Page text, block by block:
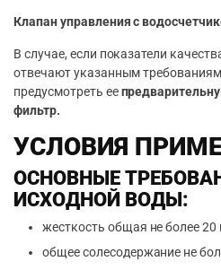
Клапан управления с
В случае, если показатели
отвечают указанным
предусмотреть ее
фильтр.
УСЛОВИЯ
ОСНОВНЫЕ
ИСХОДНОЙ ВОДЫ:
жесткость общая не более 20
общее солесодержание не